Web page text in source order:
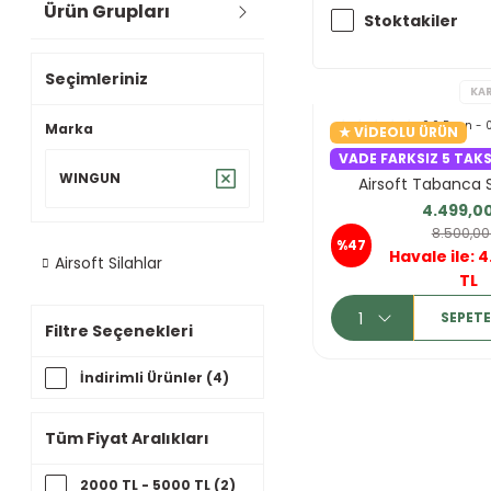
Ürün Grupları
Seçimleriniz
Marka
WINGUN
Airsoft Silahlar
Filtre Seçenekleri
İndirimli Ürünler (4)
Tüm Fiyat Aralıkları
2000 TL - 5000 TL (2)
Stoktakiler
★ VIDEOLU ÜRÜN
VADE FARKSIZ 5
0.0 Puan -
WinGun Full
Airsoft Tabanca
%47
8.500,00
Havale ile:
TL